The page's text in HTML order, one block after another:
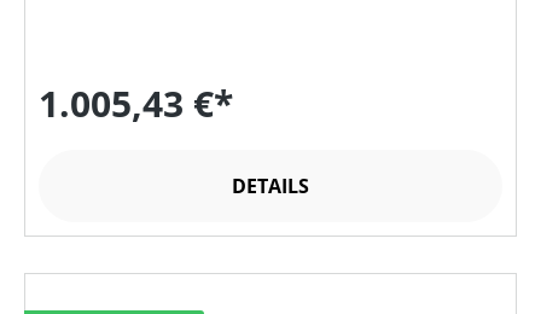
1.005,43 €*
DETAILS